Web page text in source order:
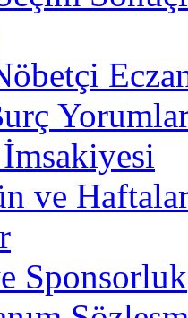
ve
Sponsorluk